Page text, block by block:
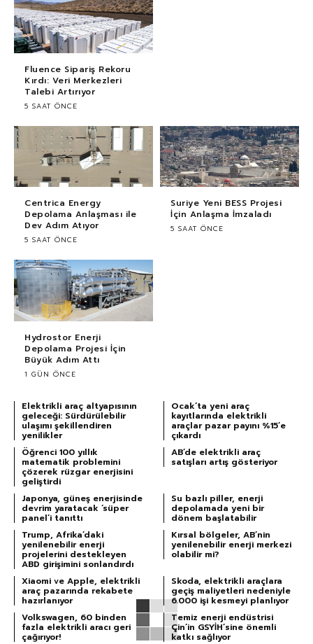
Fluence Sipariş Rekoru
Kırdı: Veri Merkezleri
Talebi Artırıyor
5 SAAT ÖNCE
Centrica Energy
Depolama Anlaşması ile
Dev Adım Atıyor
5 SAAT ÖNCE
Suriye Yeni BESS Projesi
İçin Anlaşma İmzaladı
5 SAAT ÖNCE
Hydrostor Enerji
Depolama Projesi İçin
Büyük Adım Attı
1 GÜN ÖNCE
Elektrikli araç altyapısının
geleceği: Sürdürülebilir
ulaşımı şekillendiren
yenilikler
Ocak’ta yeni araç
kayıtlarında elektrikli
araçlar pazar payını %15’e
çıkardı
Öğrenci 100 yıllık
matematik problemini
çözerek rüzgar enerjisini
geliştirdi
AB’de elektrikli araç
satışları artış gösteriyor
Japonya, güneş enerjisinde
devrim yaratacak ‘süper
panel’i tanıttı
Su bazlı piller, enerji
depolamada yeni bir
dönem başlatabilir
Trump, Afrika’daki
yenilenebilir enerji
projelerini destekleyen
ABD girişimini sonlandırdı
Kırsal bölgeler, AB’nin
yenilenebilir enerji merkezi
olabilir mi?
Xiaomi ve Apple, elektrikli
araç pazarında rekabete
hazırlanıyor
Skoda, elektrikli araçlara
geçiş maliyetleri nedeniyle
6.000 işi kesmeyi planlıyor
Volkswagen, 60 binden
fazla elektrikli aracı geri
çağırıyor!
Temiz enerji endüstrisi
Çin’in GSYİH’sine önemli
katkı sağlıyor